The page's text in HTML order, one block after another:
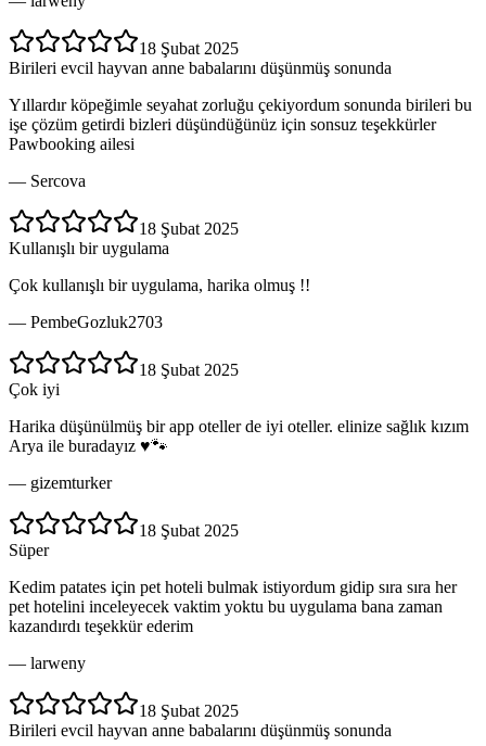
18 Şubat 2025
Birileri evcil hayvan anne babalarını düşünmüş sonunda
Yıllardır köpeğimle seyahat zorluğu çekiyordum sonunda birileri bu
işe çözüm getirdi bizleri düşündüğünüz için sonsuz teşekkürler
Pawbooking ailesi
— Sercova
18 Şubat 2025
Kullanışlı bir uygulama
Çok kullanışlı bir uygulama, harika olmuş !!
— PembeGozluk2703
18 Şubat 2025
Çok iyi
Harika düşünülmüş bir app oteller de iyi oteller. elinize sağlık kızım
Arya ile buradayız ♥️🐾
— gizemturker
18 Şubat 2025
Süper
Kedim patates için pet hoteli bulmak istiyordum gidip sıra sıra her
pet hotelini inceleyecek vaktim yoktu bu uygulama bana zaman
kazandırdı teşekkür ederim
— larweny
18 Şubat 2025
Birileri evcil hayvan anne babalarını düşünmüş sonunda